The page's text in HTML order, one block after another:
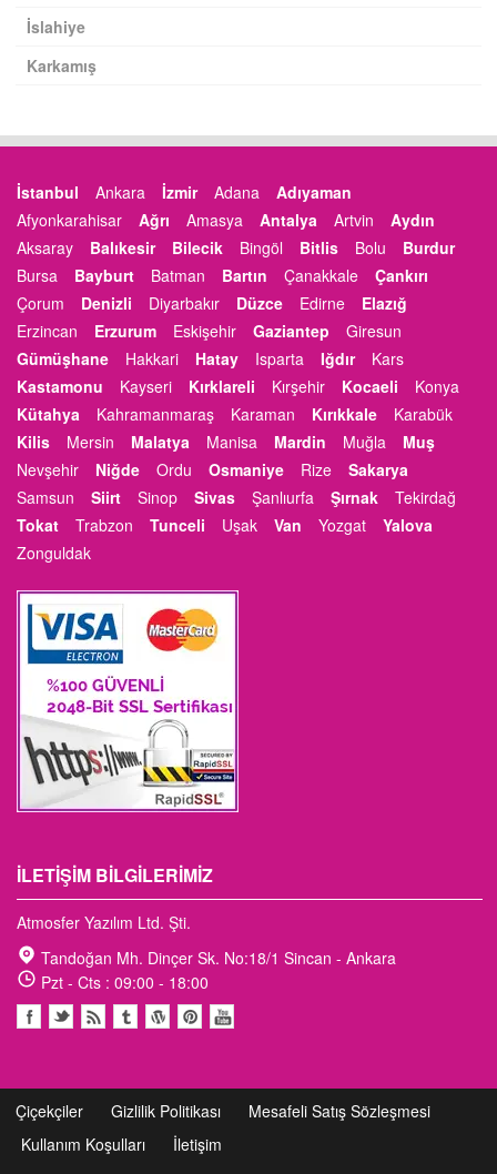
İslahiye
Karkamış
İstanbul Ankara İzmir Adana
Adıyaman
Afyonkarahisar
Ağrı Amasya Antalya Artvin
Aydın
Aksaray
Balıkesir Bilecik Bingöl Bitlis Bolu
Burdur
Bursa
Bayburt Batman Bartın Çanakkale
Çankırı
Çorum
Denizli Diyarbakır Düzce Edirne
Elazığ
Erzincan
Erzurum Eskişehir Gaziantep
Giresun
Gümüşhane
Hakkari Hatay Isparta Iğdır
Kars
Kastamonu
Kayseri Kırklareli Kırşehir Kocaeli
Konya
Kütahya
Kahramanmaraş Karaman Kırıkkale
Karabük
Kilis
Mersin Malatya Manisa Mardin Muğla
Muş
Nevşehir
Niğde Ordu Osmaniye Rize
Sakarya
Samsun
Siirt Sinop Sivas Şanlıurfa Şırnak
Tekirdağ
Tokat
Trabzon Tunceli Uşak Van Yozgat
Yalova
Zonguldak
İLETIŞIM BILGILERIMIZ
Atmosfer Yazılım Ltd. Şti.
Tandoğan Mh. Dinçer Sk. No:18/1 Sincan - Ankara
Pzt - Cts : 09:00 - 18:00
Çiçekçiler Gizlilik Politikası
Mesafeli Satış Sözleşmesi
Kullanım Koşulları
İletişim